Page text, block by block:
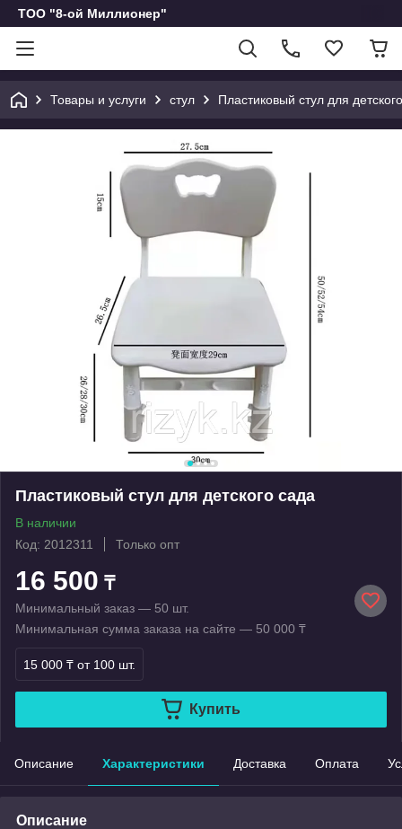
ТОО "8-ой Миллионер"
Товары и услуги стул Пластиковый стул для
Пластиковый стул для детского сада
В наличии
Код: 2012311
Только опт
16 500 ₸
Минимальный заказ — 50 шт.
Минимальная сумма заказа на сайте — 50 000 ₸
15 000 ₸ от 100 шт.
Купить
Описание Характеристики Доставка Оплата
Описание